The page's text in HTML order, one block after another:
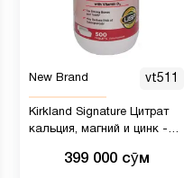
New Brand vt511
Kirkland Signature Цитрат
кальция, магний и цинк -
399 000 сӯм